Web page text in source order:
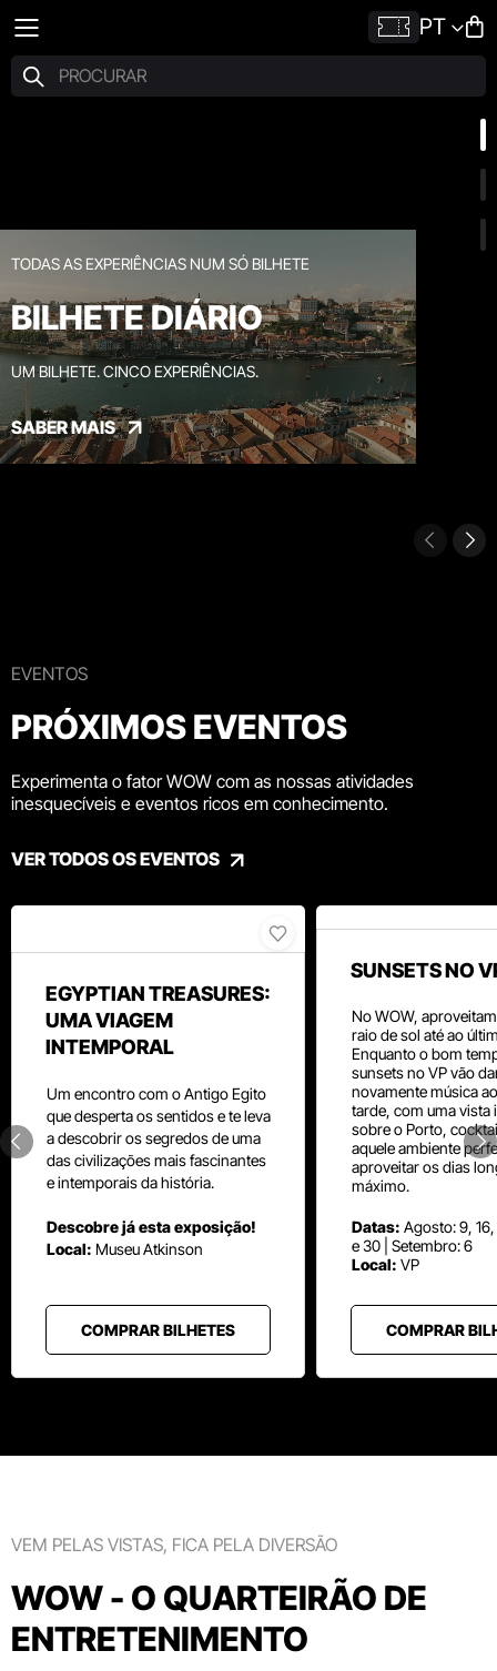
PT
TODAS AS EXPERIÊNCIAS NUM SÓ BILHETE
BILHETE DIÁRIO
UM BILHETE. CINCO EXPERIÊNCIAS.
SABER MAIS
EVENTOS
PRÓXIMOS EVENTOS
Experimenta o fator WOW com as nossas atividades
inesquecíveis e eventos ricos em conhecimento.
VER TODOS OS EVENTOS
EGYPTIAN TREASURES:
UMA VIAGEM
INTEMPORAL
Um encontro com oAntigo Egito
que desperta os sentidos e te leva
a descobrir os segredos de uma
das civilizações mais fascinantes
e intemporais da história.
Descobre já esta exposição!
Local: MuseuAtkinson
COMPRAR BILHETES
SUNSETS NO
No WOW,
raio de sol até ao
Enquanto o bom
sunsets no VP vão
novamente música
tarde, com uma vista
sobre o Porto,
aquele ambiente
aproveitar os dias
máximo.
Datas: Agosto: 9,
e 30 | Setembro: 6
Local: VP
COMPRAR
VEM PELAS VISTAS, FICA PELA DIVERSÃO
WOW - O QUARTEIRÃO DE
ENTRETENIMENTO